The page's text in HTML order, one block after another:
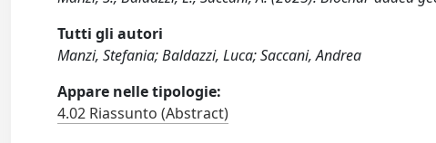
Tutti gli autori
Manzi, Stefania; Baldazzi, Luca; Saccani, Andrea
Appare nelle tipologie:
4.02 Riassunto (Abstract)